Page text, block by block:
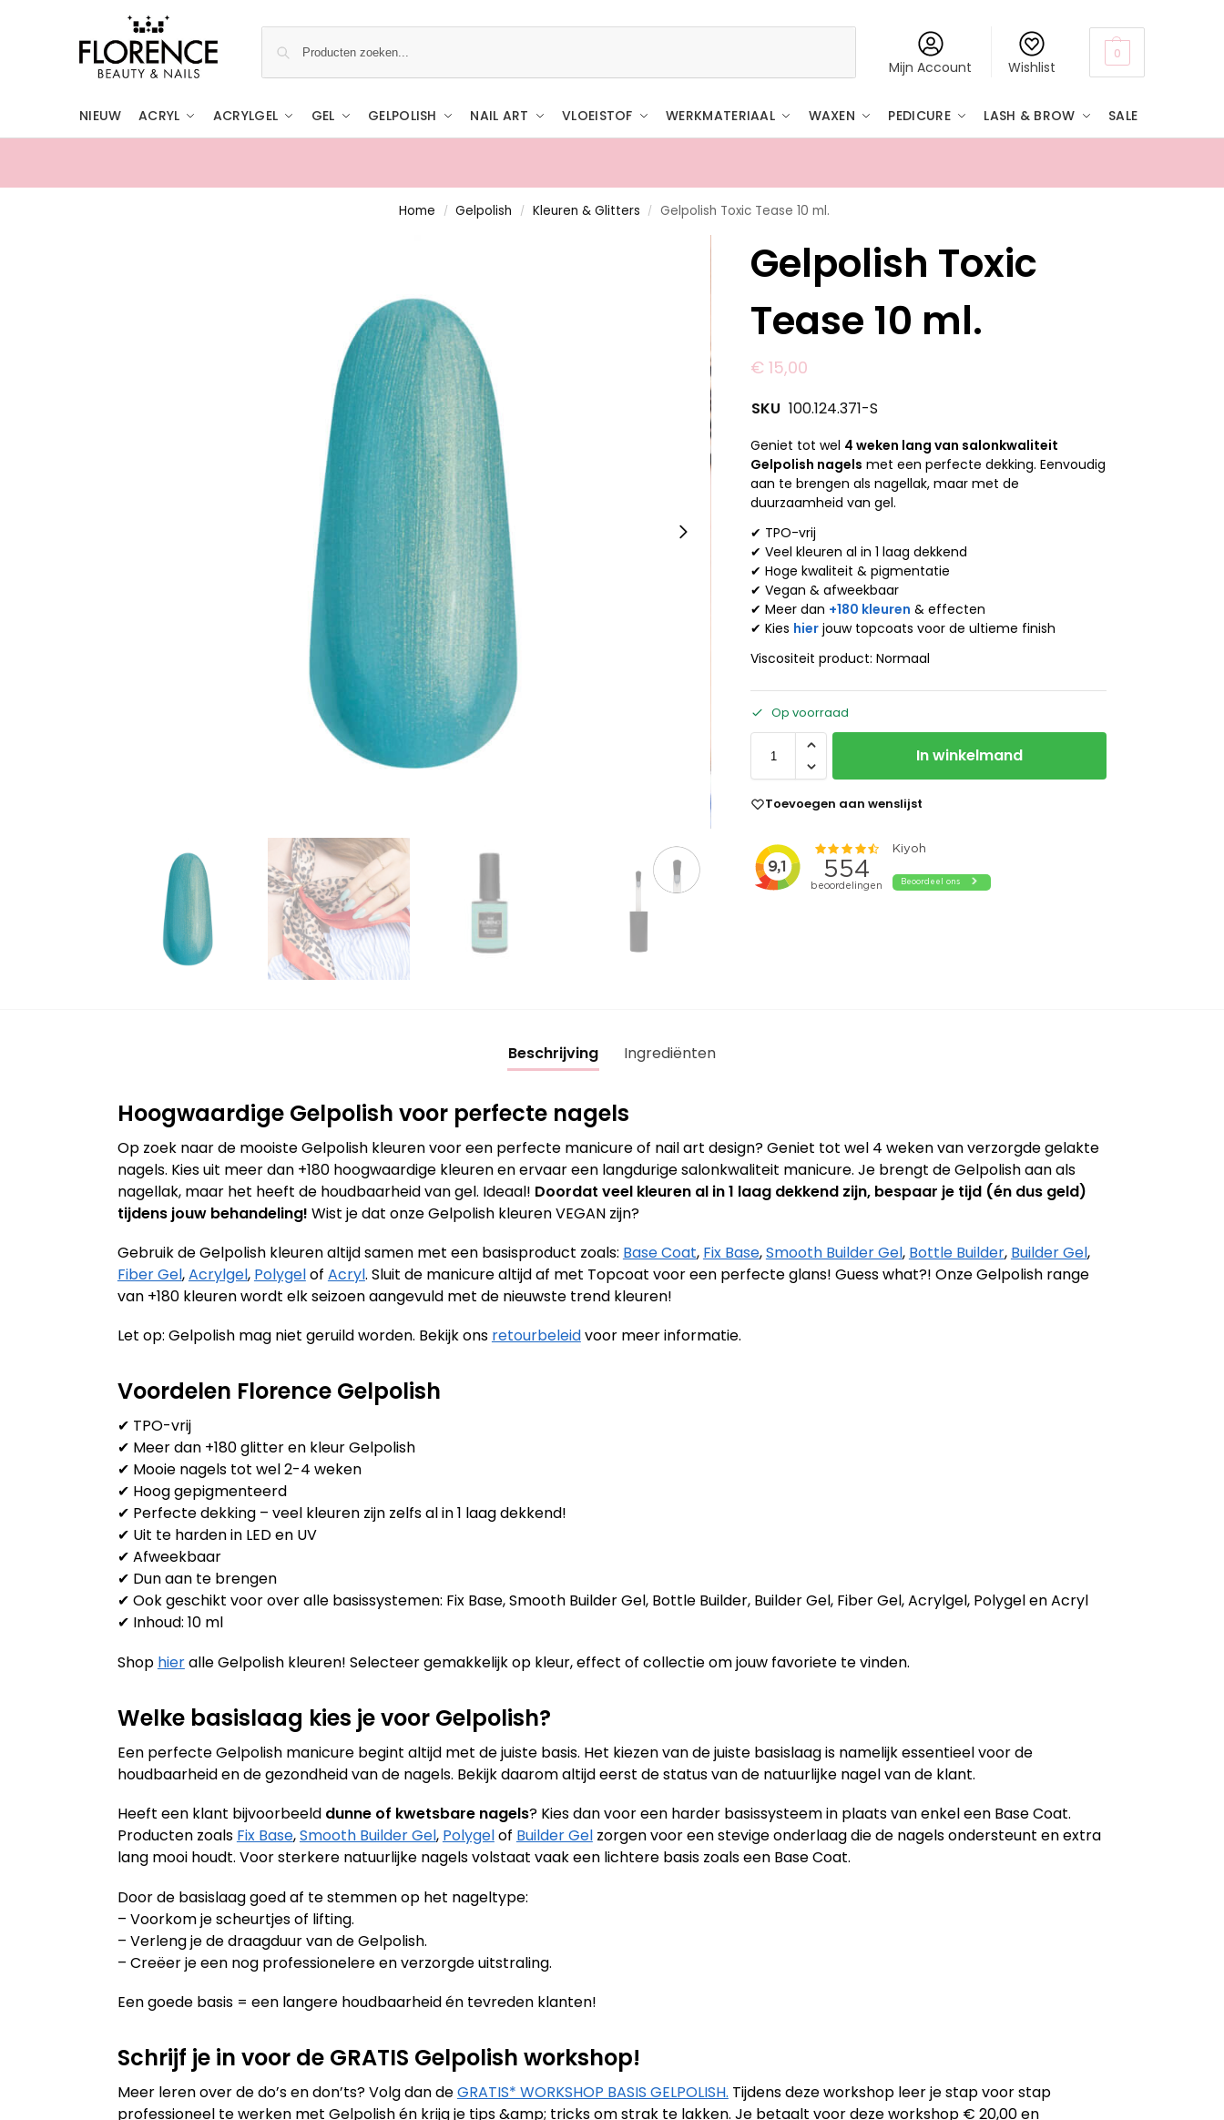
Mijn Account Wishlist
0
NIEUW ACRYL ACRYLGEL GEL GELPOLISH NAIL ART VLOEISTOF WERKMATERIAAL WAXEN PEDICURE LASH & BROW SALE
Home / Gelpolish / Kleuren & Glitters / Gelpolish Toxic Tease 10 ml.
Gelpolish Toxic
Tease 10 ml.
€ 15,00
SKU 100.124.371-S
Geniet tot wel 4 weken lang van salonkwaliteit
Gelpolish nagels met een perfecte dekking. Eenvoudig
aan te brengen als nagellak, maar met de
duurzaamheid van gel.
✔ TPO-vrij
✔ Veel kleuren al in 1 laag dekkend
✔ Hoge kwaliteit & pigmentatie
✔ Vegan & afweekbaar
✔ Meer dan +180 kleuren & effecten
✔ Kies hier jouw topcoats voor de ultieme finish
Viscositeit product: Normaal
Op voorraad
In winkelmand
Toevoegen aan wenslijst
Beschrijving Ingrediënten
Hoogwaardige Gelpolish voor perfecte nagels
Op zoek naar de mooiste Gelpolish kleuren voor een perfecte manicure of nail art design? Geniet tot wel 4 weken van verzorgde gelakte
nagels. Kies uit meer dan +180 hoogwaardige kleuren en ervaar een langdurige salonkwaliteit manicure. Je brengt de Gelpolish aan als
nagellak, maar het heeft de houdbaarheid van gel. Ideaal! Doordat veel kleuren al in 1 laag dekkend zijn, bespaar je tijd (én dus geld)
tijdens jouw behandeling! Wist je dat onze Gelpolish kleuren VEGAN zijn?
Gebruik de Gelpolish kleuren altijd samen met een basisproduct zoals: Base Coat, Fix Base,Smooth Builder Gel, Bottle Builder, Builder Gel,
Fiber Gel,Acrylgel, Polygelof Acryl. Sluit de manicure altijd af met Topcoat voor een perfecte glans! Guess what?! Onze Gelpolish range
van +180 kleuren wordt elk seizoen aangevuld met de nieuwste trend kleuren!
Let op: Gelpolish mag niet geruild worden. Bekijk ons retourbeleidvoor meer informatie.
Voordelen Florence Gelpolish
✔ TPO-vrij
✔ Meer dan +180 glitter en kleur Gelpolish
✔ Mooie nagels tot wel 2-4 weken
✔ Hoog gepigmenteerd
✔ Perfecte dekking – veel kleuren zijn zelfs al in 1 laag dekkend!
✔ Uit te harden in LED en UV
✔ Afweekbaar
✔ Dun aan te brengen
✔ Ook geschikt voor over alle basissystemen: Fix Base, Smooth Builder Gel, Bottle Builder, Builder Gel, Fiber Gel, Acrylgel, Polygel en Acryl
✔ Inhoud: 10 ml
Shop hieralle Gelpolish kleuren! Selecteer gemakkelijk op kleur, effect of collectie om jouw favoriete te vinden.
Welke basislaag kies je voor Gelpolish?
Een perfecte Gelpolish manicure begint altijd met de juiste basis. Het kiezen van de juiste basislaag is namelijk essentieel voor de
houdbaarheid en de gezondheid van de nagels. Bekijk daarom altijd eerst de status van de natuurlijke nagel van de klant.
Heeft een klant bijvoorbeeld dunne of kwetsbare nagels? Kies dan voor een harder basissysteem in plaats van enkel een Base Coat.
Producten zoals Fix Base,Smooth Builder Gel, Polygelof Builder Gelzorgen voor een stevige onderlaag die de nagels ondersteunt en extra
lang mooi houdt. Voor sterkere natuurlijke nagels volstaat vaak een lichtere basis zoals een Base Coat.
Door de basislaag goed af te stemmen op het nageltype:
– Voorkom je scheurtjes of lifting.
– Verleng je de draagduur van de Gelpolish.
– Creëer je een nog professionelere en verzorgde uitstraling.
Een goede basis = een langere houdbaarheid én tevreden klanten!
Schrijf je in voor de GRATIS Gelpolish workshop!
Meer leren over de do’s en don’ts? Volg dan deGRATIS* WORKSHOP BASIS GELPOLISH. Tijdens deze workshop leer je stap voor stap
professioneel te werken met Gelpolish én krijg je tips &amp; tricks om strak te lakken. Je betaalt voor deze workshop € 20,00 en